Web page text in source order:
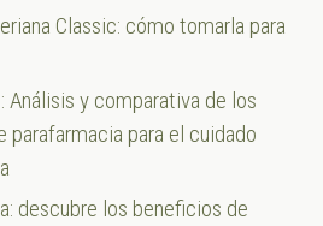
Classic: cómo tomarla para
y comparativa de los
para el cuidado
descubre los beneficios de